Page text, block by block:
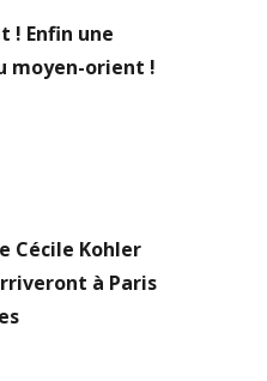
! Enfin une
moyen-orient !
Cécile Kohler
à Paris